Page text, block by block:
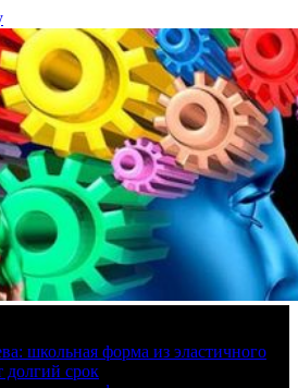
школьная форма из эластичного
долгий срок